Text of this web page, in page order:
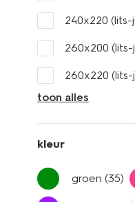
240x220
260x200
260x220
toon alles
kleur
groen (35)